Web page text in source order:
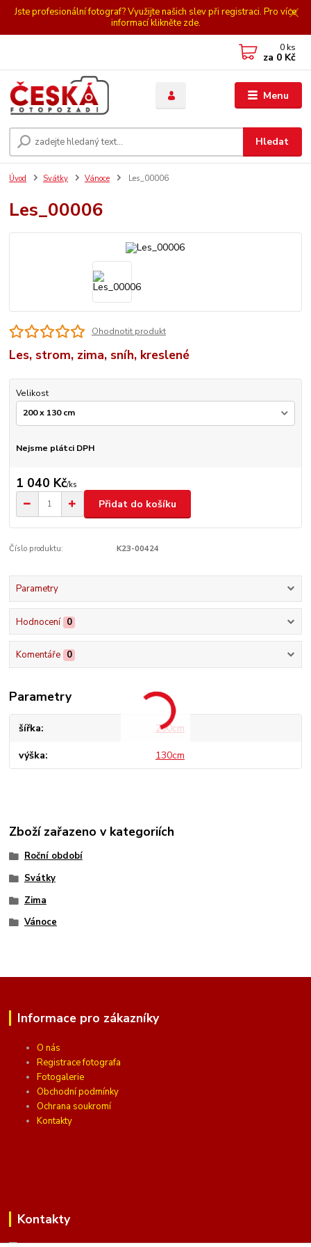
Jste profesionální fotograf? Využijte našich slev při registraci. Pro více
informací klikněte zde.
Menu
Hledat
0 ks
za 0 Kč
Úvod Svátky Vánoce Les_00006
Les_00006
Ohodnotit produkt
Les, strom, zima, sníh, kreslené
Velikost
Nejsme plátci DPH
1 040 Kč/ks
Přidat do košíku
Číslo produktu: K23-00424
Parametry
Hodnocení 0
Komentáře 0
Parametry
šířka 200cm
výška 130cm
Zboží zařazeno v kategoriích
Roční období
Svátky
Zima
Vánoce
Informace pro zákazníky
O nás
Registrace fotografa
Fotogalerie
Obchodní podmínky
Ochrana soukromí
Kontakty
Kontakty